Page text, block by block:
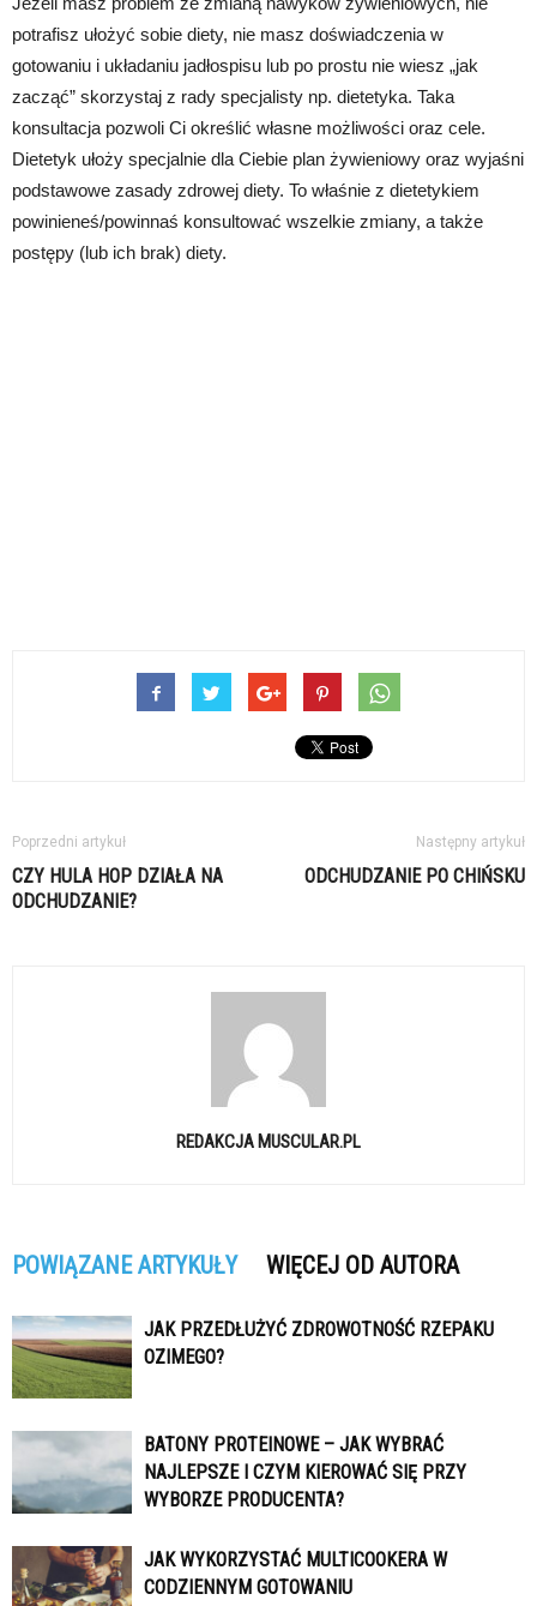
potrafisz ułożyć sobie diety, nie masz doświadczenia w
gotowaniu i układaniu jadłospisu lub po prostu nie wiesz „jak
zacząć” skorzystaj z rady specjalisty np. dietetyka. Taka
konsultacja pozwoli Ci określić własne możliwości oraz cele.
Dietetyk ułoży specjalnie dla Ciebie plan żywieniowy oraz wyjaśni
podstawowe zasady zdrowej diety. To właśnie z dietetykiem
powinieneś/powinnaś konsultować wszelkie zmiany, a także
postępy (lub ich brak) diety.
Poprzedni artykuł
CZY HULA HOP DZIAŁA NA
ODCHUDZANIE?
Następny artykuł
ODCHUDZANIE PO CHIŃSKU
REDAKCJA MUSCULAR.PL
POWIĄZANE ARTYKUŁY WIĘCEJ OD AUTORA
JAK PRZEDŁUŻYĆ ZDROWOTNOŚĆ RZEPAKU
OZIMEGO?
BATONY PROTEINOWE – JAK WYBRAĆ
NAJLEPSZE I CZYM KIEROWAĆ SIĘ PRZY
WYBORZE PRODUCENTA?
JAK WYKORZYSTAĆ MULTICOOKERA W
CODZIENNYM GOTOWANIU